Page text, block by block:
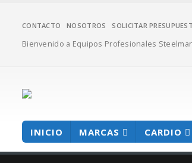
CONTACTO NOSOTROS SOLICITAR
Bienvenido a Equipos Profesionales
INICIO MARCAS CARDIO